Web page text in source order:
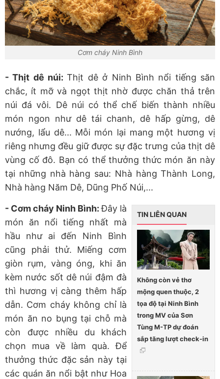
Cơm cháy Ninh Bình
- Thịt dê núi:Thịt dê ở Ninh Bình nổi tiếng săn
chắc, ít mỡ và ngọt thịt nhờ được chăn thả trên
núi đá vôi. Dê núi có thể chế biến thành nhiều
món ngon như dê tái chanh, dê hấp gừng, dê
nướng, lẩu dê... Mỗi món lại mang một hương vị
riêng nhưng đều giữ được sự đặc trưng của thịt dê
vùng cố đô. Bạn có thể thưởng thức món ăn này
tại những nhà hàng sau: Nhà hàng Thành Long,
Nhà hàng Năm Dê, Dũng Phố Núi,...
TIN LIÊN QUAN
Không còn vẻ thơ
mộng quen thuộc, 2
tọa độ tại Ninh Bình
trong MV của Sơn
Tùng M-TP dự đoán
sắp tăng lượt check-in
- Cơm cháy Ninh Bình:Đây là
món ăn nổi tiếng nhất mà
hầu như ai đến Ninh Bình
cũng phải thử. Miếng cơm
giòn rụm, vàng óng, khi ăn
kèm nước sốt dê núi đậm đà
thì hương vị càng thêm hấp
dẫn. Cơm cháy không chỉ là
món ăn no bụng tại chỗ mà
còn được nhiều du khách
chọn mua về làm quà. Để
thưởng thức đặc sản này tại
các quán ăn nổi bật như Hoa